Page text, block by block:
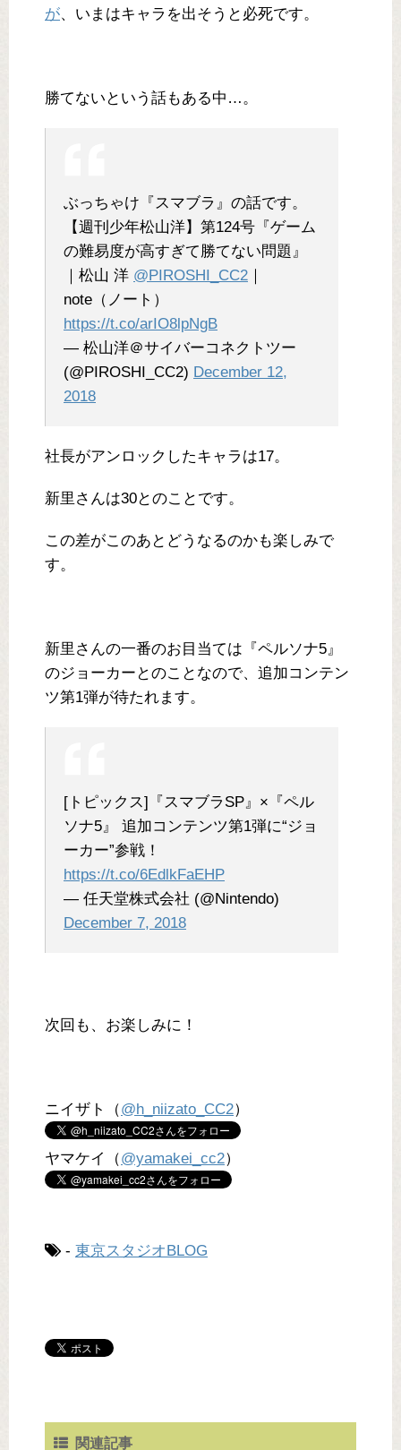
が、いまはキャラを出そうと必死です。
勝てないという話もある中…。
ぶっちゃけ『スマブラ』の話です。
【週刊少年松山洋】第124号『ゲーム
の難易度が高すぎて勝てない問題』
｜松山 洋 @PIROSHI_CC2
note（ノート）
https://t.co/arIO8lpNgB
— 松山洋＠サイバーコネクトツー
(@PIROSHI_CC2) December 12,
2018
社長がアンロックしたキャラは17。
新里さんは30とのことです。
この差がこのあとどうなるのかも楽しみで
す。
新里さんの一番のお目当ては『ペルソナ5』
のジョーカーとのことなので、追加コンテン
ツ第1弾が待たれます。
[トピックス]『スマブラSP』×『ペル
ソナ5』 追加コンテンツ第1弾に“ジョ
ーカー”参戦！
https://t.co/6EdlkFaEHP
— 任天堂株式会社 (@Nintendo)
December 7, 2018
次回も、お楽しみに！
ニイザト（@h_niizato_CC2）
ヤマケイ（@yamakei_cc2）
- 東京スタジオBLOG
関連記事